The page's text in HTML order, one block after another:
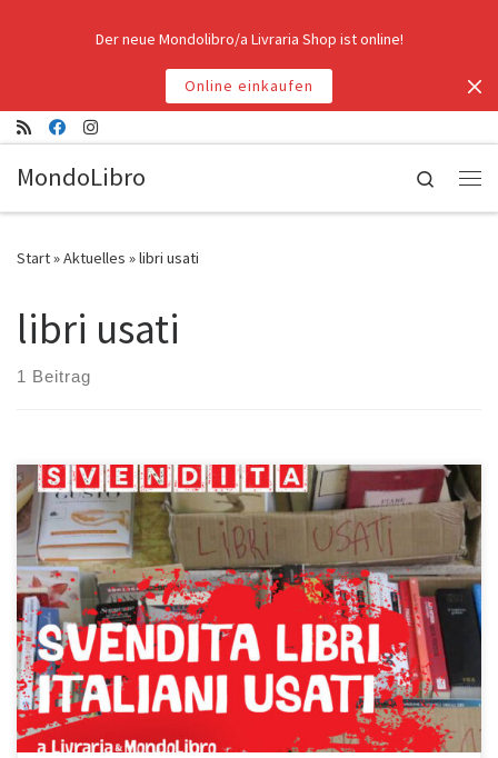
Der neue Mondolibro/a Livraria Shop ist online!
Online einkaufen
Zum Inhalt springen
MondoLibro
Search
Start»Aktuelles »libri usati
libri usati
1 Beitrag
grande svendita libri italiani usati narrativa *saggistica * dizionari *
cucina* storia* classici * gialli troverete libri per 1€ / 2€ fino a
massimo 10€ La maggior parte dei libri sará esposta fuori
Ausververkauf unsere gebrauchte italienische Bücher viele Bücher
werden draussen ausgestellt also ran an die Kisten !